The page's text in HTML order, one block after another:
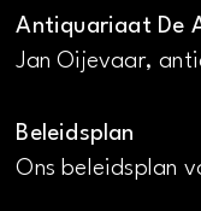
Antiquariaat De
Jan Oijevaar,
Beleidsplan
Ons beleidsplan